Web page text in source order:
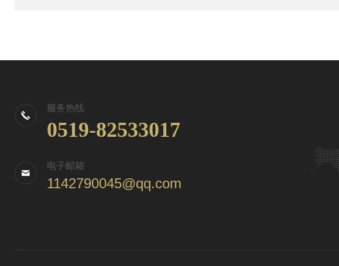
服务热线
0519-82533017
电子邮箱
1142790045@qq.com